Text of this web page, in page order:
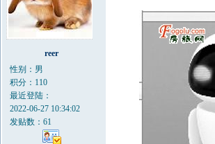
reer
性别：男
积分：110
最近登陆：
2022-06-27 10:34:02
发贴数：61